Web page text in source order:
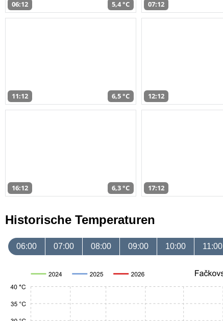
06:12 5,4 °C 07:12
11:12 6,5 °C 12:12
16:12 6,3 °C 17:12
Historische Temperaturen
06:00 07:00 08:00 09:00 10:00 11:00